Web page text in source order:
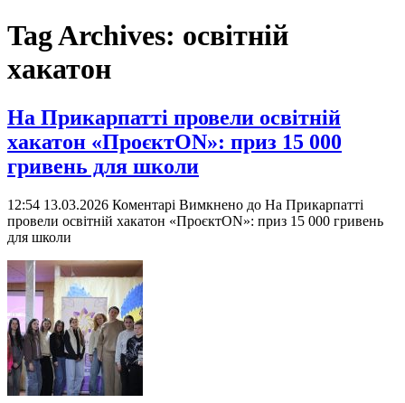
Tag Archives: освітній
хакатон
На Прикарпатті провели освітній
хакатон «ПроєктON»: приз 15 000
гривень для школи
12:54 13.03.2026 Коментарі Вимкнено до На Прикарпатті
провели освітній хакатон «ПроєктON»: приз 15 000 гривень
для школи